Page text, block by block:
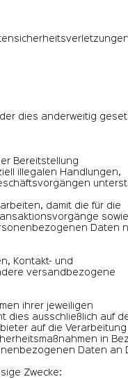
dies anderweitig
Bereitstellung
illegalen Handlungen,
damit die für die
sowie
Daten
Kontakt- und
versandbezogene
ihrer jeweiligen
dies ausschließlich auf
auf die Verarbeitung
in
Daten an
Zwecke: